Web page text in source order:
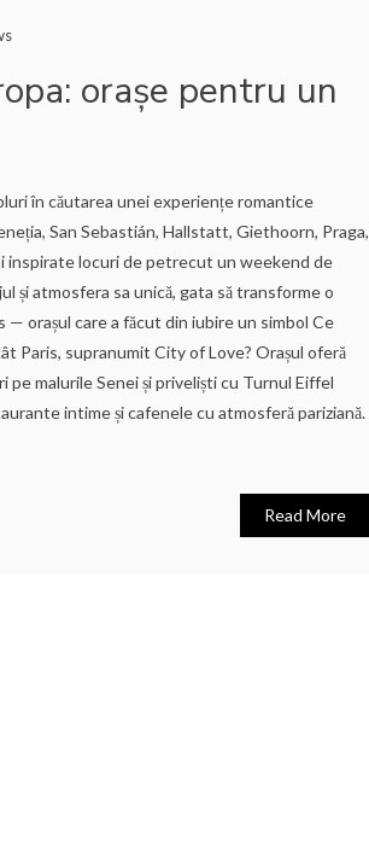
orașe pentru un
în căutarea unei experiențe romantice
San Sebastián, Hallstatt, Giethoorn, Praga,
inspirate locuri de petrecut un weekend de
și atmosfera sa unică, gata să transforme o
orașul care a făcut din iubire un simbol Ce
Paris, supranumit City of Love? Orașul oferă
malurile Senei și priveliști cu Turnul Eiffel
intime și cafenele cu atmosferă pariziană.
Read More